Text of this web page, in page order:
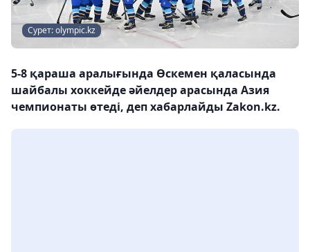
Сурет: olympic.kz
5-8 қараша аралығында Өскемен қаласында
шайбалы хоккейде әйелдер арасында Азия
чемпионаты өтеді, деп хабарлайды Zakon.kz.